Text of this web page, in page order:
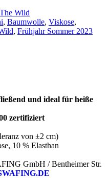
Wild
, Baumwolle, Viskose,
, Frühjahr Sommer 2023
und ideal für heiße
zertifiziert
von ±2 cm)
10 % Elasthan
GmbH / Bentheimer Str.